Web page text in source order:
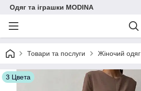
Одяг та іграшки MODINA
Товари та послуги Жіночий одяг
3 Цвета